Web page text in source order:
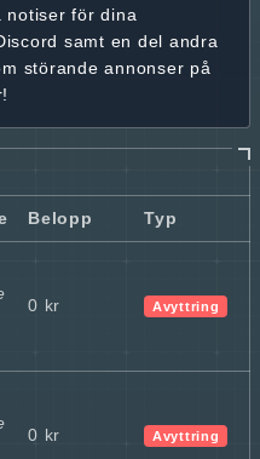
notiser för dina
samt en del andra
störande annonser på
Belopp Typ
0 kr Avyttring
0 kr Avyttring